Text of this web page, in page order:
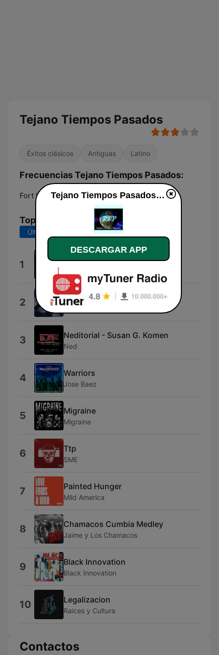
Tejano Tiempos Pasados
Éxitos clásicos Antiguas Latino
Frecuencias Tejano Tiempos Pasados:
Fort Worth: Online
Top Canciones
Últimos 7 días Últimos 30 días
1 Ryan Seacrest
2 Light and Shadow
St. Jude
3 Neditorial - Susan G. Komen
Ned
4 Warriors
Jose Baez
5 Migraine
Migraine
6 Ttp
SME
7 Painted Hunger
Mild America
8 Chamacos Cumbia Medley
Jaime y Los Chamacos
9 Black Innovation
Black Innovation
10 Legalizacion
Raices y Cultura
Contactos
Tejano Tiempos Pasados en vivo
DESCARGAR APP